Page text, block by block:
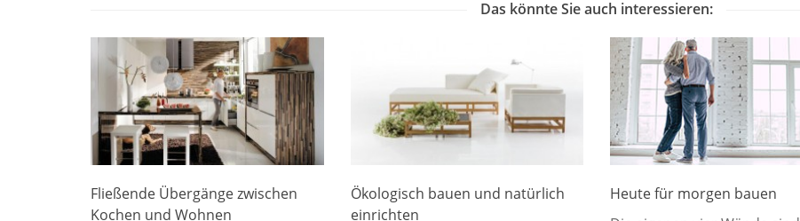
Das könnte Sie auch interessieren:
Fließende Übergänge zwischen
Kochen und Wohnen
Ökologisch bauen und natürlich
einrichten
Heute für morgen bauen